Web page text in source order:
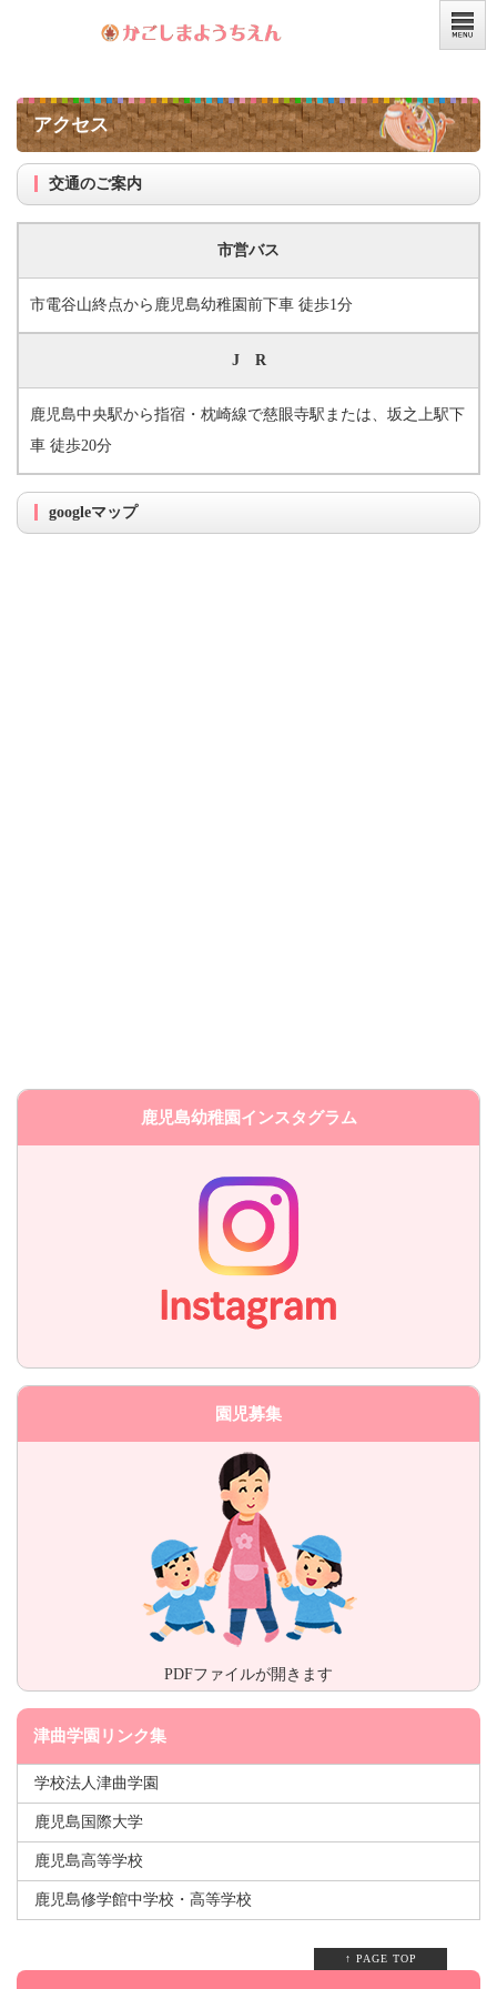
アクセス
交通のご案内
市営バス
市電谷山終点から鹿児島幼稚園前下車 徒歩1分
J R
鹿児島中央駅から指宿・枕崎線で慈眼寺駅または、坂之上駅下
車 徒歩20分
googleマップ
鹿児島幼稚園インスタグラム
園児募集
PDFファイルが開きます
津曲学園リンク集
学校法人津曲学園
鹿児島国際大学
鹿児島高等学校
鹿児島修学館中学校・高等学校
↑ PAGE TOP